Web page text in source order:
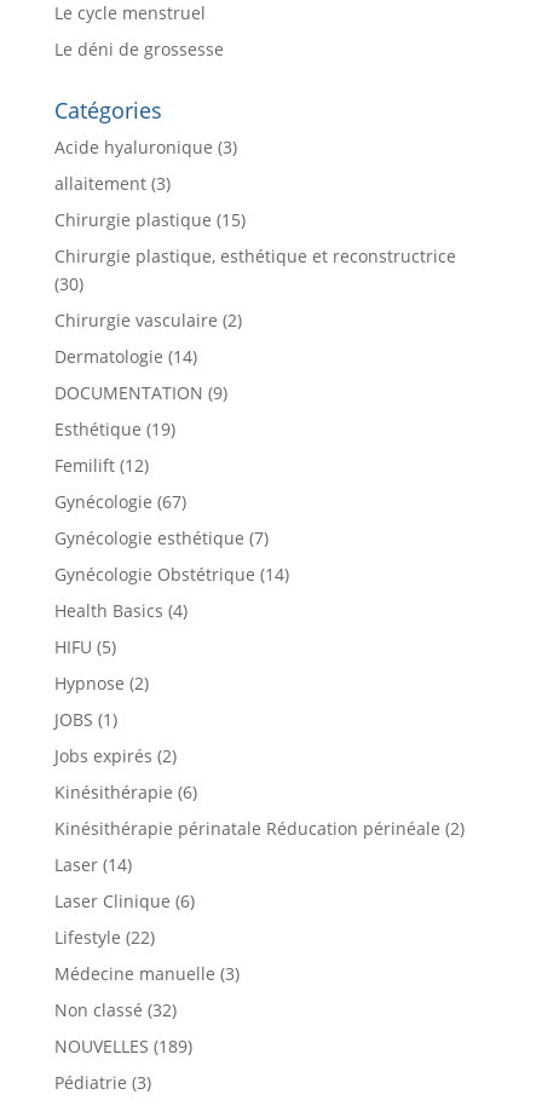
Le cycle menstruel
Le déni de grossesse
Catégories
Acide hyaluronique (3)
allaitement(3)
Chirurgie plastique (15)
Chirurgie plastique, esthétique et reconstructrice
(30)
Chirurgie vasculaire (2)
Dermatologie (14)
DOCUMENTATION (9)
Esthétique (19)
Femilift(12)
Gynécologie (67)
Gynécologie esthétique (7)
Gynécologie Obstétrique (14)
Health Basics (4)
HIFU (5)
Hypnose (2)
JOBS (1)
Jobs expirés (2)
Kinésithérapie (6)
Kinésithérapie périnatale Réducation périnéale (2)
Laser(14)
Laser Clinique (6)
Lifestyle (22)
Médecine manuelle (3)
Non classé (32)
NOUVELLES (189)
Pédiatrie (3)